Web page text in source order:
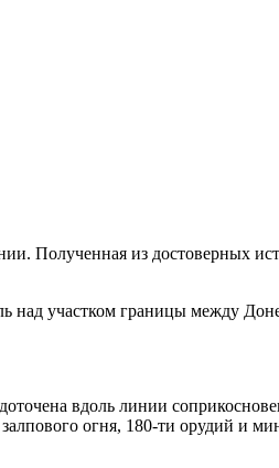
Полученная из достоверных
над участком границы между
вдоль линии
огня, 180-ти орудий и